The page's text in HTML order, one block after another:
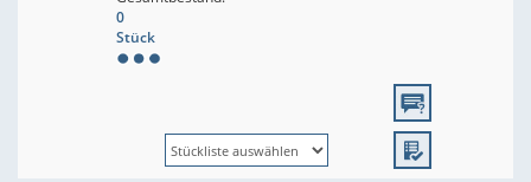
0
Stück